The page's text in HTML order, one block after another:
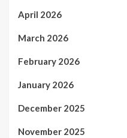
April 2026
March 2026
February 2026
January 2026
December 2025
November 2025